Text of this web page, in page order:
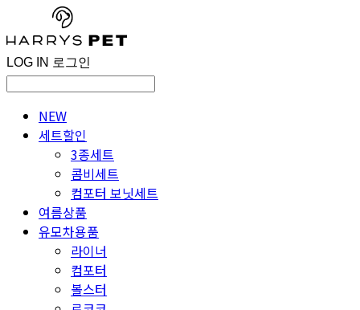
LOG IN 로그인
NEW
세트할인
3종세트
콤비세트
컴포터 보닛세트
여름상품
유모차용품
라이너
컴포터
볼스터